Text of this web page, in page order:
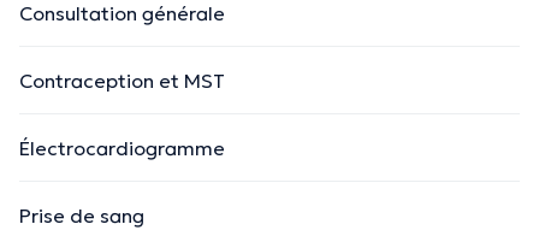
Consultation générale
Contraception et MST
Électrocardiogramme
Prise de sang